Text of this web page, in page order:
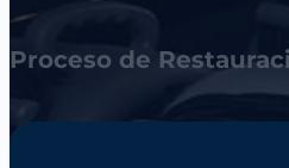
Proceso de